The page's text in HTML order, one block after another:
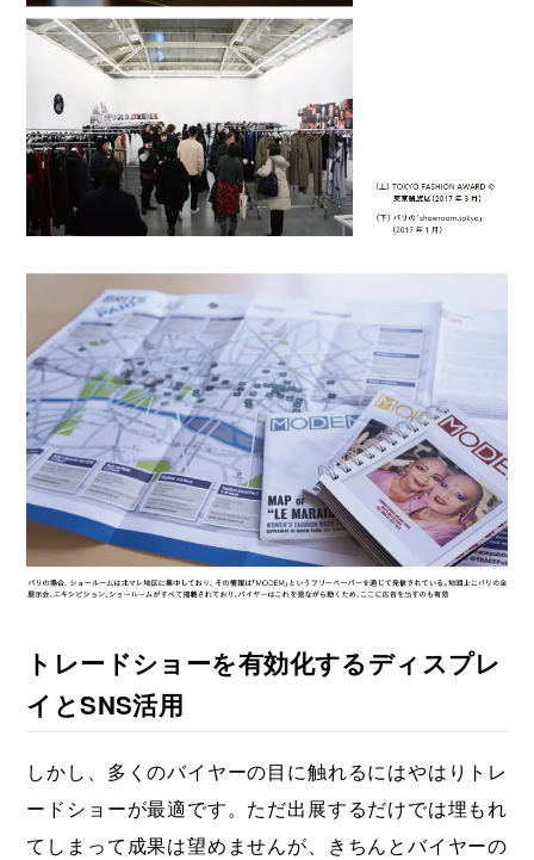
トレードショーを有効化するディスプレ
イとSNS活用
しかし、多くのバイヤーの目に触れるにはやはりトレ
ードショーが最適です。ただ出展するだけでは埋もれ
てしまって成果は望めませんが、きちんとバイヤーの